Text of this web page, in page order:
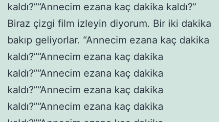
kaldı?””Annecim ezana kaç dakika kaldı?”
Biraz çizgi film izleyin diyorum. Bir iki dakika
bakıp geliyorlar. “Annecim ezana kaç dakika
kaldı?””Annecim ezana kaç dakika
kaldı?””Annecim ezana kaç dakika
kaldı?””Annecim ezana kaç dakika
kaldı?””Annecim ezana kaç dakika